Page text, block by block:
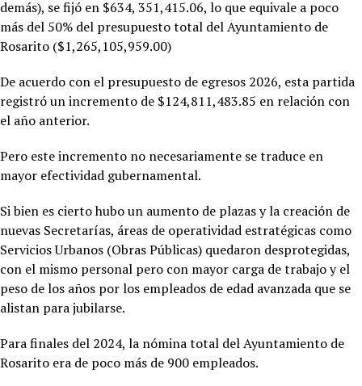
demás), se fijó en $634, 351,415.06, lo que equivale a poco
más del 50% del presupuesto total del Ayuntamiento de
Rosarito ($1,265,105,959.00)
De acuerdo con el presupuesto de egresos 2026, esta partida
registró un incremento de $124,811,483.85 en relación con
el año anterior.
Pero este incremento no necesariamente se traduce en
mayor efectividad gubernamental.
Si bien es cierto hubo un aumento de plazas y la creación de
nuevas Secretarías, áreas de operatividad estratégicas como
Servicios Urbanos (Obras Públicas) quedaron desprotegidas,
con el mismo personal pero con mayor carga de trabajo y el
peso de los años por los empleados de edad avanzada que se
alistan para jubilarse.
Para finales del 2024, la nómina total del Ayuntamiento de
Rosarito era de poco más de 900 empleados.